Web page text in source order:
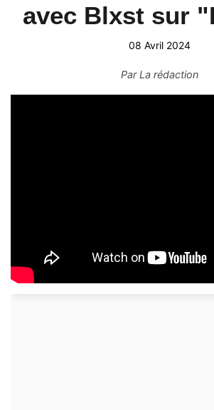
avec Blxst sur
08 Avril 2024
ParLa rédaction